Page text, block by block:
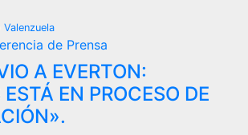
de Prensa
A EVERTON:
EN PROCESO DE